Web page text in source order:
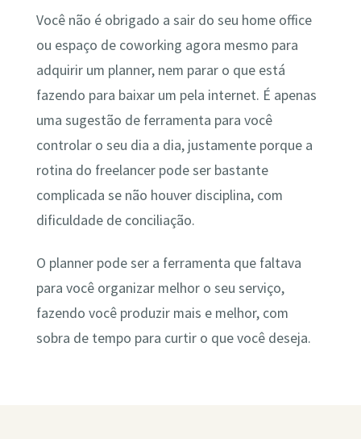
Você não é obrigado a sair do seu home office
ou espaço de coworking agora mesmo para
adquirir um planner, nem parar o que está
fazendo para baixar um pela internet. É apenas
uma sugestão de ferramenta para você
controlar o seu dia a dia, justamente porque a
rotina do freelancer pode ser bastante
complicada se não houver disciplina, com
dificuldade de conciliação.
O planner pode ser a ferramenta que faltava
para você organizar melhor o seu serviço,
fazendo você produzir mais e melhor, com
sobra de tempo para curtir o que você deseja.